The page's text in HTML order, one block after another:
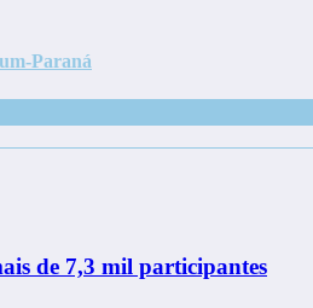
Paraná
de 7,3 mil participantes